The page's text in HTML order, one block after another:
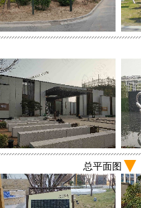
总平面图